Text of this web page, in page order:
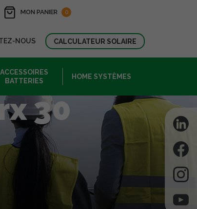
MON PANIER 0
NOUS CALCULATEUR SOLAIRE
ACCESSOIRES
BATTERIES
HOME SYSTÈMES
30